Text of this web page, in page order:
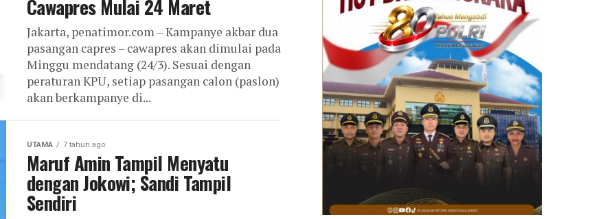
Cawapres Mulai 24 Maret
Jakarta, penatimor.com – Kampanye akbar dua
pasangan capres – cawapres akan dimulai pada
Minggu mendatang (24/3). Sesuai dengan
peraturan KPU, setiap pasangan calon (paslon)
akan berkampanye di...
UTAMA 7 tahun ago
Maruf Amin Tampil Menyatu
dengan Jokowi; Sandi Tampil
Sendiri